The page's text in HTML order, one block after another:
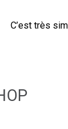
C’est très